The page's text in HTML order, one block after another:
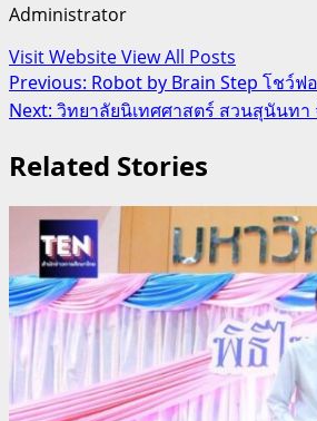
Administrator
Visit WebsiteView All Posts
Post
navigation
Previous: Robot by Brain Step โชว์
Next: วิทยาลัยนิเทศศาสตร์ สวนสุนันท
Related Stories